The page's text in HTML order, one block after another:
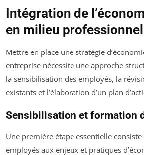
Intégration de
en milieu professionnel
Mettre en place une stratégie
entreprise nécessite une approche
la sensibilisation des employés, la
existants et l’élaboration d’un plan
Sensibilisation et formation
Une première étape essentielle
employés aux enjeux et pratiques